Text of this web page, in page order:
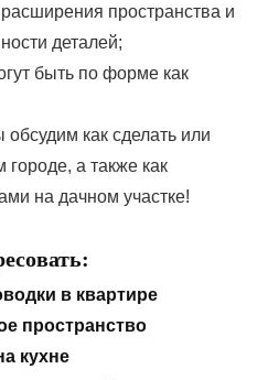
пространства и
деталей;
быть по форме как
как сделать или
а также как
на дачном участке!
в квартире
пространство
кухне